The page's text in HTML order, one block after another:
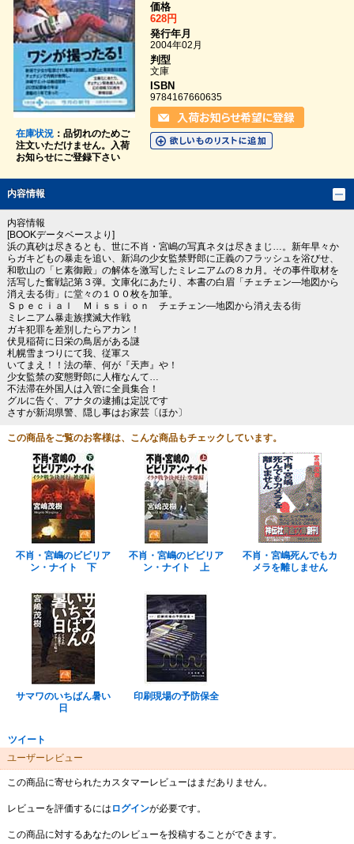
在庫状況：品切れのためご
注文いただけません。入荷
お知らせにご登録下さい
価格
628円
発行年月
2004年02月
判型
文庫
ISBN
9784167660635
内容情報
内容情報
[BOOKデータベースより]
浜の真砂は尽きるとも、世に不肖・宮嶋の写真ネタは尽きまじ…。新年早々か
らガキどもの暴走を追い、新潟の少女監禁野郎に正義のフラッシュを浴びせ、
和歌山の「ヒ素御殿」の解体を激写したミレニアムの８カ月。その事件取材を
活写した奮戦記第３弾。文庫化にあたり、本書の白眉「チェチェン―地図から
消え去る街」に堂々の１００枚を加筆。
Ｓｐｅｃｉａｌ Ｍｉｓｓｉｏｎ チェチェン―地図から消え去る街
ミレニアム暴走族撲滅大作戦
ガキ犯罪を差別したらアカン！
伏見稲荷に日栄の鳥居がある謎
札幌雪まつりにて我、従軍ス
いてまえ！！法の華、何が『天声』や！
少女監禁の変態野郎に人権なんて…
不法滞在外国人は入管に全員集合！
グルに告ぐ、アナタの逮捕は定説です
さすが新潟県警、隠し事はお家芸〔ほか〕
この商品をご覧のお客様は、こんな商品もチェックしています。
不肖・宮嶋のビビリア
ン・ナイト 下
不肖・宮嶋のビビリア
ン・ナイト 上
不肖・宮嶋死んでもカ
メラを離しません
サマワのいちばん暑い
日
印刷現場の予防保全
ツイート
ユーザーレビュー
この商品に寄せられたカスタマーレビューはまだありません。
レビューを評価するには ログインが必要です。
この商品に対するあなたのレビューを投稿することができます。